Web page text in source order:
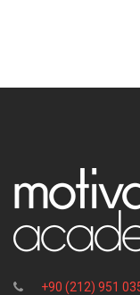
+90 (212) 951